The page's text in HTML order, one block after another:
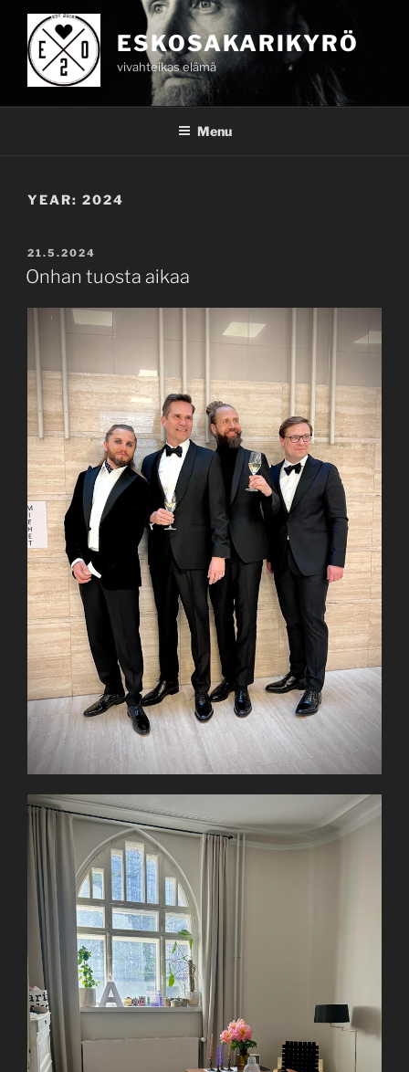
content
ESKOSAKARIKYRÖ
vivahteikas elämä
Menu
YEAR: 2024
POSTED
ON
21.5.2024
Onhan tuosta aikaa